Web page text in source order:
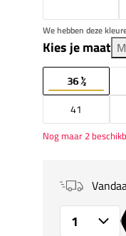
We hebben deze
Kies je maat
36 ½
41
Nog maar 2